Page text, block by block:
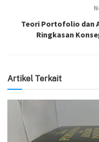
Teori Portofolio dan
Ringkasan
Artikel Terkait